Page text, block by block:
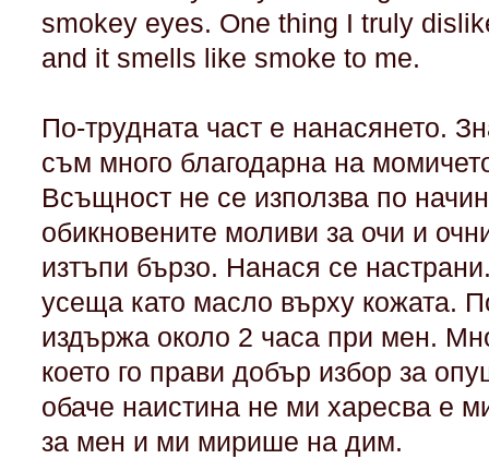
smokey eyes. One thing I truly
and it smells like smoke to me.
По-трудната част е нанасянето.
съм много благодарна на
Всъщност не се използва по
обикновените моливи за очи и
изтъпи бързо. Нанася се
усеща като масло върху кожата.
издържа около 2 часа при мен.
което го прави добър избор за
обаче наистина не ми харесва е
за мен и ми мирише на дим.